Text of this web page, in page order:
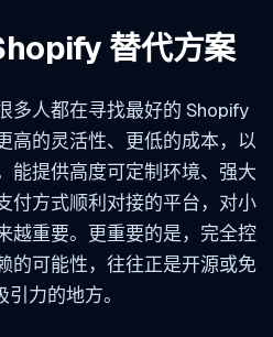
替代方案
多人都在寻找最好的 Shopify
高的灵活性、更低的成本，以
能提供高度可定制环境、强大
付方式顺利对接的平台，对小
越重要。更重要的是，完全控
的可能性，往往正是开源或免
力的地方。